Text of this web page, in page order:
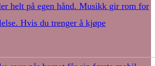
helt på egen hånd. Musikk gir rom for
Hvis du trenger å kjøpe